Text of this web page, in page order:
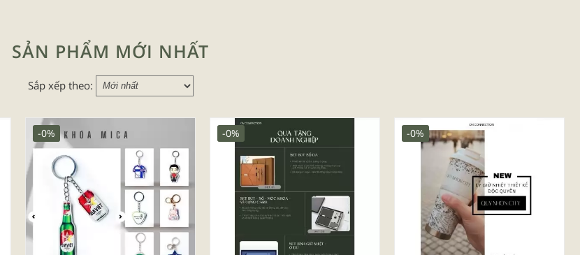
SẢN PHẨM MỚI NHẤT
Sắp xếp theo:
-0% -0% -0%